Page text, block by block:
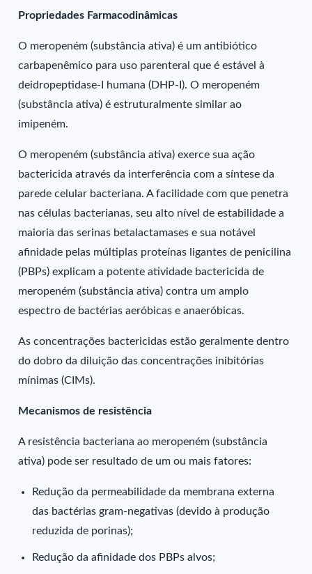
Propriedades Farmacodinâmicas
O meropeném (substância ativa) é um antibiótico
carbapenêmico para uso parenteral que é estável à
deidropeptidase-I humana (DHP-I). O meropeném
(substância ativa) é estruturalmente similar ao
imipeném.
O meropeném (substância ativa) exerce sua ação
bactericida através da interferência com a síntese da
parede celular bacteriana. A facilidade com que penetra
nas células bacterianas, seu alto nível de estabilidade a
maioria das serinas betalactamases e sua notável
afinidade pelas múltiplas proteínas ligantes de penicilina
(PBPs) explicam a potente atividade bactericida de
meropeném (substância ativa) contra um amplo
espectro de bactérias aeróbicas e anaeróbicas.
As concentrações bactericidas estão geralmente dentro
do dobro da diluição das concentrações inibitórias
mínimas (CIMs).
Mecanismos de resistência
A resistência bacteriana ao meropeném (substância
ativa) pode ser resultado de um ou mais fatores:
Redução da permeabilidade da membrana externa
das bactérias gram-negativas (devido à produção
reduzida de porinas);
Redução da afinidade dos PBPs alvos;